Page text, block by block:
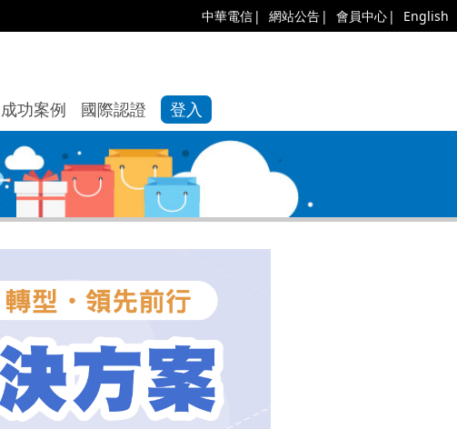
中華電信 網站公告 會員中心 English
成功案例 國際認證 登入